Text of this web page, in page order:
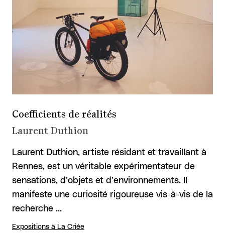
Coefficients de réalités
Laurent Duthion
Laurent Duthion, artiste résidant et travaillant à
Rennes, est un véritable expérimentateur de
sensations, d’objets et d’environnements. Il
manifeste une curiosité rigoureuse vis-à-vis de la
recherche …
Expositions à La Criée